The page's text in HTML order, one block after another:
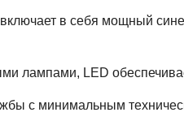
в себя мощный
лампами, LED
с минимальным